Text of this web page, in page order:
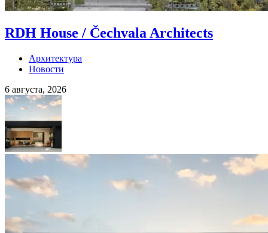
RDH House / Čechvala Architects
Архитектура
Новости
6 августа, 2026